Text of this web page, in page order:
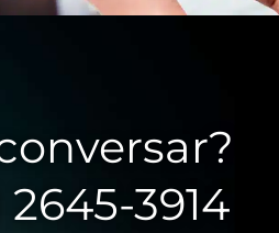
2645-3914